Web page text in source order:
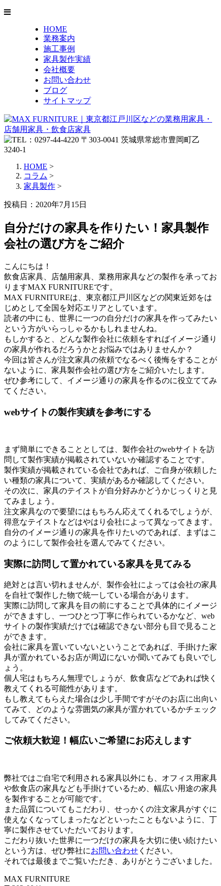
HOME
業務案内
施工事例
家具製作実績
会社概要
お問い合わせ
ブログ
サイトマップ
HOME >
コラム >
家具製作 >
投稿日：2020年7月15日
自分だけの家具を作りたい！家具製作
会社の選び方をご紹介
こんにちは！
飲食店家具、店舗用家具、業務用家具などの製作を承ってお
りますMAX FURNITUREです。
MAX FURNITUREは、東京都江戸川区などの関東近郊をは
じめとして全国を対応エリアとしています。
読者の中にも、世界に一つの自分だけの家具を作ってみたい
という方がいらっしゃるかもしれませんね。
もしかすると、どんな製作会社に依頼をすればイメージ通り
の家具が作れるだろうかとお悩みではありませんか？
今回は皆さんが注文家具の依頼でなるべく後悔をすることが
ないように、家具製作会社の選び方をご紹介いたします。
ぜひ参考にして、イメージ通りの家具を作るのに役立ててみ
てください。
webサイトの製作実績を参考にする
まず簡単にできることとしては、製作会社のwebサイトを訪
問して製作実績が掲載されていないか確認することです。
製作実績が掲載されている会社であれば、ご自身が依頼した
い種類の家具について、実績があるか確認してください。
その次に、家具のテイストが自分好みかどうかじっくりと見
てみましょう。
注文家具なので要望にはもちろん応えてくれるでしょうが、
得意なテイストなどはやはり会社によって異なってきます。
自分のイメージ通りの家具を作りたいのであれば、まずはこ
のようにして製作会社を選んでみてください。
実際に訪問して置かれている家具を見てみる
絶対とは言い切れませんが、製作会社によっては会社の家具
を自社で製作した物で統一している場合があります。
実際に訪問して家具を目の前にすることで具体的にイメージ
ができますし、一つひとつ丁寧に作られているかなど、web
サイトの製作実績だけでは確認できない部分も目で見ること
ができます。
会社に家具を置いていないということであれば、手掛けた家
具が置かれているお店が周辺にないか聞いてみても良いでし
ょう。
個人宅はもちろん無理でしょうが、飲食店などであれば快く
教えてくれる可能性があります。
もし教えてもらえた場合は少し手間ですがそのお店に出向い
てみて、どのような雰囲気の家具が置かれているかチェック
してみてください。
ご依頼大歓迎！幅広いご希望にお応えします
弊社ではご自宅で利用される家具以外にも、オフィス用家具
や飲食店の家具なども手掛けているため、幅広い用途の家具
を製作することが可能です。
また品質についてもこだわり、せっかくの注文家具がすぐに
使えなくなってしまったなどといったこともないように、丁
寧に製作させていただいております。
こだわり抜いた世界に一つだけの家具を大切に使い続けたい
という方は、ぜひ弊社にお問い合わせ ください。
それでは最後までご覧いただき、ありがとうございました。
MAX FURNITURE